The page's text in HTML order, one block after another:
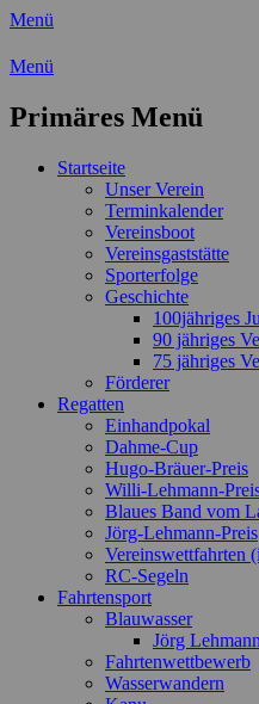
Menü
Wassersport-
Freizeit mit der
Menü
Primäres Menü
Zum
Startseite
Unser Verein
Terminkalender
Vereinsboot
Vereinsgaststätte
Sporterfolge
Geschichte
100jähriges
90 jähriges
75 jähriges
Förderer
Regatten
Einhandpokal
Dahme-Cup
Hugo-Bräuer-Preis
Willi-Lehmann-
Blaues Band vom
Jörg-Lehmann-Preis
Vereinswettfahrten
RC-Segeln
Fahrtensport
Blauwasser
Jörg
Fahrtenwettbewerb
Wasserwandern